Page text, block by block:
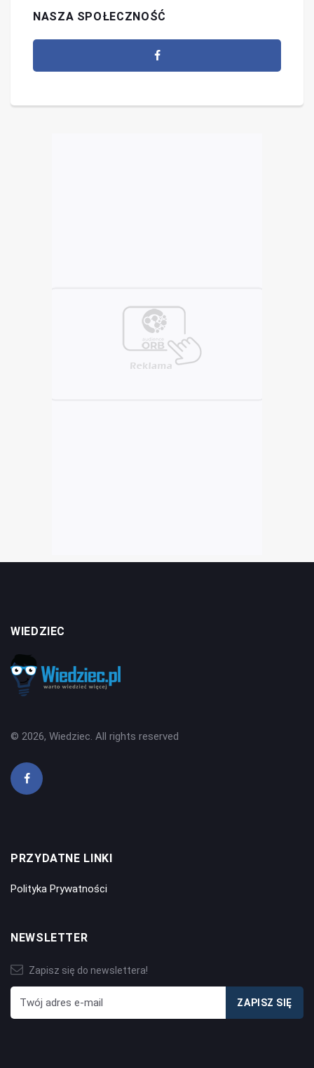
NASZA SPOŁECZNOŚĆ
WIEDZIEC
© 2026, Wiedziec. All rights reserved
PRZYDATNE LINKI
Polityka Prywatności
NEWSLETTER
Zapisz się do newslettera!